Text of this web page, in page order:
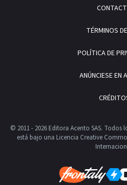
TÉRMINOS
POLÍTICA DE
ANÚNCIESE EN
© 2011 - 2026 Editora Acento SAS. Todos
está bajo una Licencia Creative